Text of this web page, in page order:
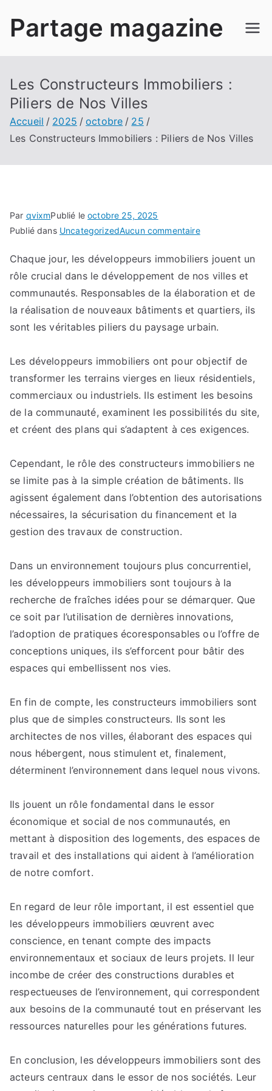
Partage magazine
Les Constructeurs Immobiliers :
Piliers de Nos Villes
Accueil 2025 octobre
25
Les Constructeurs Immobiliers : Piliers de Nos Villes
Par qvixmPublié leoctobre 25, 2025
Publié dans UncategorizedAucun commentairesur
Constructeurs
Immobiliers
:
Piliers
de
Chaque jour, les développeurs immobiliers jouent un
rôle crucial dans le développement de nos villes et
communautés. Responsables de la élaboration et de
la réalisation de nouveaux bâtiments et quartiers, ils
sont les véritables piliers du paysage urbain.
Les développeurs immobiliers ont pour objectif de
transformer les terrains vierges en lieux résidentiels,
commerciaux ou industriels. Ils estiment les besoins
de la communauté, examinent les possibilités du site,
et créent des plans qui s’adaptent à ces exigences.
Cependant, le rôle des constructeurs immobiliers ne
se limite pas à la simple création de bâtiments. Ils
agissent également dans l’obtention des autorisations
nécessaires, la sécurisation du financement et la
gestion des travaux de construction.
Dans un environnement toujours plus concurrentiel,
les développeurs immobiliers sont toujours à la
recherche de fraîches idées pour se démarquer. Que
ce soit par l’utilisation de dernières innovations,
l’adoption de pratiques écoresponsables ou l’offre de
conceptions uniques, ils s’efforcent pour bâtir des
espaces qui embellissent nos vies.
En fin de compte, les constructeurs immobiliers sont
plus que de simples constructeurs. Ils sont les
architectes de nos villes, élaborant des espaces qui
nous hébergent, nous stimulent et, finalement,
déterminent l’environnement dans lequel nous vivons.
Ils jouent un rôle fondamental dans le essor
économique et social de nos communautés, en
mettant à disposition des logements, des espaces de
travail et des installations qui aident à l’amélioration
de notre comfort.
En regard de leur rôle important, il est essentiel que
les développeurs immobiliers œuvrent avec
conscience, en tenant compte des impacts
environnementaux et sociaux de leurs projets. Il leur
incombe de créer des constructions durables et
respectueuses de l’environnement, qui correspondent
aux besoins de la communauté tout en préservant les
ressources naturelles pour les générations futures.
En conclusion, les développeurs immobiliers sont des
acteurs centraux dans le essor de nos sociétés. Leur